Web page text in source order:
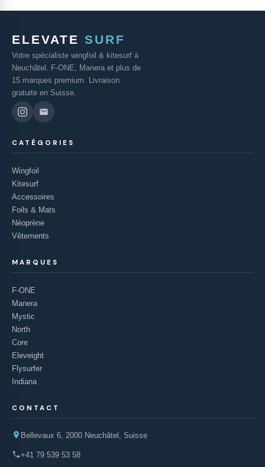
ELEVATE SURF
Votre spécialiste wingfoil & kitesurf à
Neuchâtel. F-ONE, Manera et plus de
15 marques premium. Livraison
gratuite en Suisse.
CATÉGORIES
Wingfoil
Kitesurf
Accessoires
Foils & Mats
Néoprène
Vêtements
MARQUES
F-ONE
Manera
Mystic
North
Core
Eleveight
Flysurfer
Indiana
CONTACT
Bellevaux 6, 2000 Neuchâtel, Suisse
+41 79 539 53 58